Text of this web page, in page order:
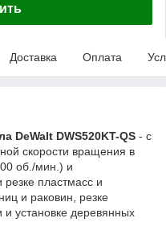
Доставка Оплата
DeWalt DWS520KT-QS - с
скорости вращения в
об./мин.) и
пластмасс и
и раковин, резке
установке деревянных